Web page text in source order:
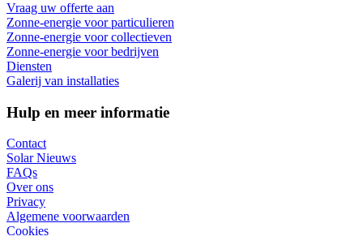
Vraag uw offerte aan
Zonne-energie voor particulieren
Zonne-energie voor collectieven
Zonne-energie voor bedrijven
Diensten
Galerij van installaties
Hulp en meer informatie
Contact
Solar Nieuws
FAQs
Over ons
Privacy
Algemene voorwaarden
Cookies